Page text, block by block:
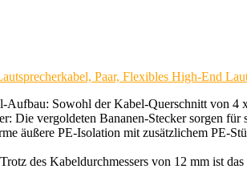
Paar, Flexibles High-End
Sowohl der Kabel-Querschnitt von 4
Die vergoldeten Bananen-Stecker sorgen
äußere PE-Isolation mit zusätzlichem PE-
des Kabeldurchmessers von 12 mm ist